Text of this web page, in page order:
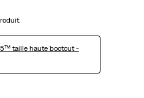
taille haute bootcut -